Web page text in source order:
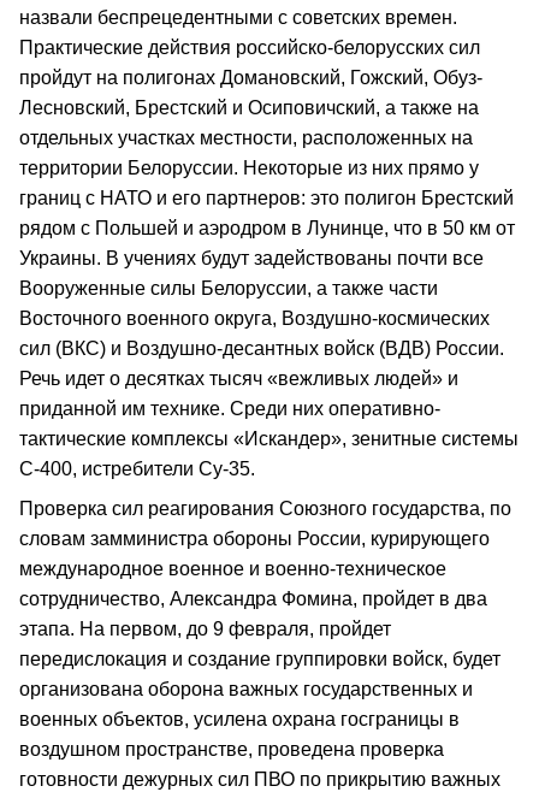
назвали беспрецедентными с советских времен.
Практические действия российско-белорусских сил
пройдут на полигонах Домановский, Гожский, Обуз-
Лесновский, Брестский и Осиповичский, а также на
отдельных участках местности, расположенных на
территории Белоруссии. Некоторые из них прямо у
границ с НАТО и его партнеров: это полигон Брестский
рядом с Польшей и аэродром в Лунинце, что в 50 км от
Украины. В учениях будут задействованы почти все
Вооруженные силы Белоруссии, а также части
Восточного военного округа, Воздушно-космических
сил (ВКС) и Воздушно-десантных войск (ВДВ) России.
Речь идет о десятках тысяч «вежливых людей» и
приданной им технике. Среди них оперативно-
тактические комплексы «Искандер», зенитные системы
С-400, истребители Су-35.
Проверка сил реагирования Союзного государства, по
словам замминистра обороны России, курирующего
международное военное и военно-техническое
сотрудничество, Александра Фомина, пройдет в два
этапа. На первом, до 9 февраля, пройдет
передислокация и создание группировки войск, будет
организована оборона важных государственных и
военных объектов, усилена охрана госграницы в
воздушном пространстве, проведена проверка
готовности дежурных сил ПВО по прикрытию важных